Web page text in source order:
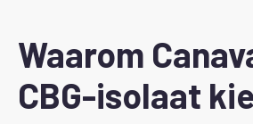
Waarom
CBG-isolaat